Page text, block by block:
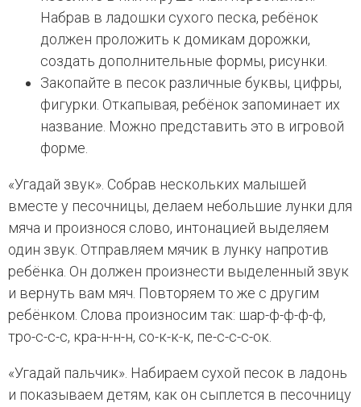
Набрав в ладошки сухого песка, ребёнок
должен проложить к домикам дорожки,
создать дополнительные формы, рисунки.
Закопайте в песок различные буквы, цифры,
фигурки. Откапывая, ребёнок запоминает их
название. Можно представить это в игровой
форме.
«Угадай звук». Собрав нескольких малышей
вместе у песочницы, делаем небольшие лунки для
мяча и произнося слово, интонацией выделяем
один звук. Отправляем мячик в лунку напротив
ребёнка. Он должен произнести выделенный звук
и вернуть вам мяч. Повторяем то же с другим
ребёнком. Слова произносим так: шар-ф-ф-ф-ф,
тро-с-с-с, кра-н-н-н, со-к-к-к, пе-с-с-с-ок.
«Угадай пальчик». Набираем сухой песок в ладонь
и показываем детям, как он сыплется в песочницу